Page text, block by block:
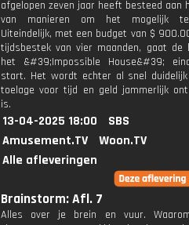
afgelopen zeven jaar heeft besteed aan
van manieren om het mogelijk
Uiteindelijk, met een budget van $
tijdsbestek van vier maanden, gaat de
het &#39;Impossible House&#39;
start. Het wordt echter al snel
toelage voor tijd en geld jammerlijk
is.
13-04-2025 18:00
SBS
Amusement.TV
Woon.TV
Alle afleveringen
Brainstorm: Afl. 7
Alles over je brein en vuur.